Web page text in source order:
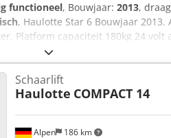
functioneel, Bouwjaar: 2013,
, Haulotte Star 6 Bouwjaar 2013.
Platform capaciteit 180kg 24 volt
Wij staan open voor uw
Deutsch. We speak
are sold EX Works
Alpen 186 km
Schaarlift
Haulotte COMPACT 14